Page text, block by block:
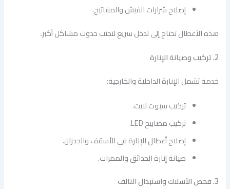
إصلاح شرارات الفيش والمفاتيح.
هذه الأعطال تحتاج إلى تدخل سريع لتجنب حدوث مشاكل أكبر.
2. تركيب وصيانة الإنارة
خدمة تشمل الإنارة الداخلية والخارجية:
تركيب سبوت لايت.
تركيب مصابيح LED.
إصلاح أعطال الإنارة في الأسقف والجدران.
صيانة إنارة الحدائق والممرات.
3. فحص الأسلاك واستبدال التالف